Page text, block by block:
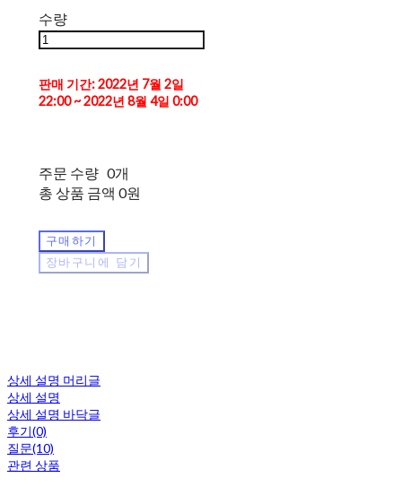
수량
판매 기간: 2022년 7월 2일
22:00 ~ 2022년 8월 4일 0:00
주문 수량 0개
총 상품 금액 0원
구매하기
장바구니에 담기
상세 설명 머리글
상세 설명
상세 설명 바닥글
후기(0)
질문(10)
관련 상품